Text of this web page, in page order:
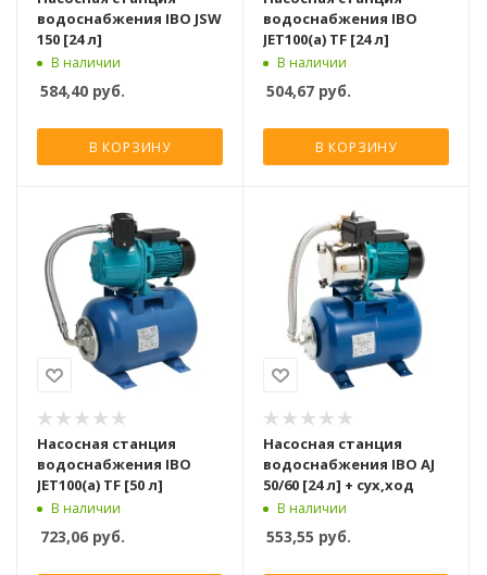
водоснабжения IBO JSW
150 [24 л]
В наличии
584,40 руб.
В КОРЗИНУ
водоснабжения IBO
JET100(a) TF [24 л]
В наличии
504,67 руб.
В КОРЗИНУ
Насосная станция
водоснабжения IBO
JET100(a) TF [50 л]
В наличии
723,06 руб.
Насосная станция
водоснабжения IBO AJ
50/60 [24 л] + сух,ход
В наличии
553,55 руб.